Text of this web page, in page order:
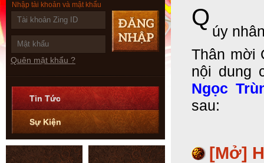
Nhập tài khoản và mật khẩu
Quên mật khẩu ?
Tin Tức
Sự Kiện
Q
úy
Thân mời
nội dung
Ngọc
sau:
[Mở]